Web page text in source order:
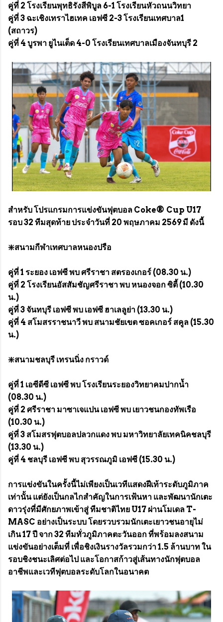
คู่ที่ 2 โรงเรียนพุทธิรังสีพิบูล 6-1 โรงเรียนหัวถนนวิทยา
คู่ที่ 3 ฉะเชิงเทราไฮเทค เอฟซี 2-3 โรงเรียนเทศบาล1
(สถาวร)
คู่ที่ 4 บูรพา ยูไนเต็ด 4-0 โรงเรียนเทศบาลเมืองจันทบุรี 2
สำหรับ โปรแกรมการแข่งขันฟุตบอล Coke® Cup U17
รอบ 32 ทีมสุดท้าย ประจำวันที่ 20 พฤษภาคม 2569 มี ดังนี้
❇️สนามกีฬาเทศบาลหนองปรือ
คู่ที่ 1 ระยอง เอฟซี พบ ศรีราชา สตรองเกอร์ (08.30 น.)
คู่ที่ 2 โรงเรียนอัสสัมชัญศรีราชา พบ หนองจอก ซิตี้ (10.30
น.)
คู่ที่ 3 จันทบุรี เอฟซี พบ เอฟซี ฮาเลลูย่า (13.30 น.)
คู่ที่ 4 สโมสรราชนาวี พบ สนามชัยเขต ซอคเกอร์ สคูล (15.30
น.)
❇️สนามชลบุรี เทรนนิ่ง กราวด์
คู่ที่ 1 เอซีดีซี เอฟซี พบ โรงเรียนระยองวิทยาคมปากน้ำ
(08.30 น.)
คู่ที่ 2 ศรีราชา มาซาเจแปน เอฟซี พบ เยาวชนกองทัพเรือ
(10.30 น.)
คู่ที่ 3 สโมสรฟุตบอลปลวกแดง พบ มหาวิทยาลัยเทคนิคชลบุรี
(13.30 น.)
คู่ที่ 4 ชลบุรี เอฟซี พบ สุวรรณภูมิ เอฟซี (15.30 น.)
การแข่งขันในครั้งนี้ไม่เพียงเป็นเวทีแสดงฝีเท้าระดับภูมิภาค
เท่านั้น แต่ยังเป็นกลไกสำคัญในการเฟ้นหา และพัฒนานักเตะ
ดาวรุ่งที่มีศักยภาพเข้าสู่ ทีมชาติไทย U17 ผ่านโมเดล T-
MASC อย่างเป็นระบบ โดยรวบรวมนักเตะเยาวชนอายุไม่
เกิน 17 ปี จาก 32 ทีมทั่วภูมิภาคตะวันออก ที่พร้อมลงสนาม
แข่งขันอย่างเต็มที่ เพื่อชิงเงินรางวัลรวมกว่า 1.5 ล้านบาท ใน
รอบชิงชนะเลิศต่อไป และโอกาสก้าวสู่เส้นทางนักฟุตบอล
อาชีพและเวทีฟุตบอลระดับโลกในอนาคต